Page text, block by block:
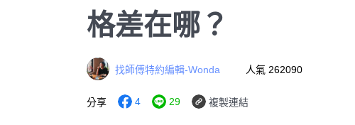
格差在哪？
找師傅特約編輯-Wonda 人氣 262090
分享 4 29 複製連結